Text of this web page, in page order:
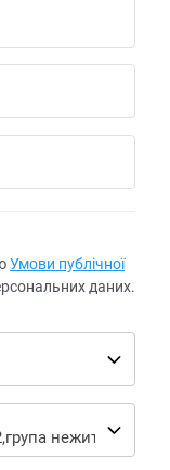
Умови публічної
даних.